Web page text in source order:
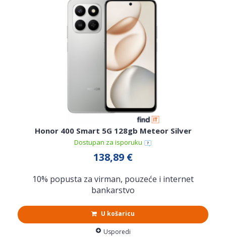
Honor 400 Smart 5G 128gb Meteor Silver
Dostupan za isporuku
138,89 €
10% popusta za virman, pouzeće i internet
bankarstvo
U košaricu
Usporedi